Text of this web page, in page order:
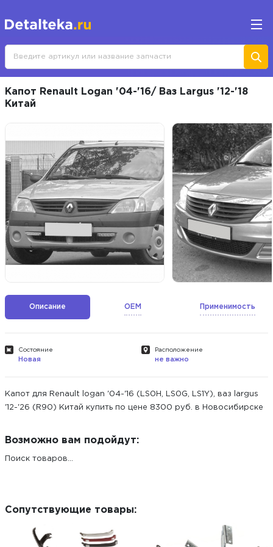
Капот Renault Logan '04-'16/ Ваз Largus '12-'18
Китай
Описание OEM Применимость
Состояние
Новая
Расположение
не важно
Капот для Renault logan '04-'16 (LS0H, LS0G, LS1Y), ваз largus
'12-'26 (R90) Китай купить по цене 8300 руб. в Новосибирске
Возможно вам подойдут:
Поиск товаров...
Сопутствующие товары: